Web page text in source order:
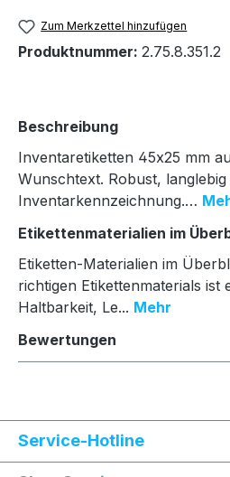
Zum Merkzettel hinzufügen
Produktnummer: 2.75.8.351.2
Beschreibung
Inventaretiketten 45x25 mm
Wunschtext. Robust,
Inventarkennzeichnung.…
Etikettenmaterialien im
Etiketten-Materialien im
richtigen Etikettenmaterials ist
Haltbarkeit, Le... Mehr
Bewertungen
Service-Hotline